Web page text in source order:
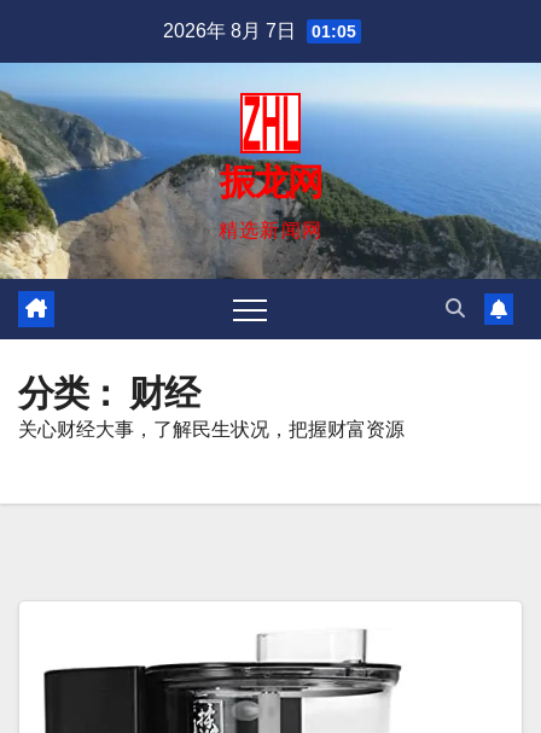
内
容
2026年 8月 7日 01:05
振龙网
精选新闻网
分类： 财经
关心财经大事，了解民生状况，把握财富资源